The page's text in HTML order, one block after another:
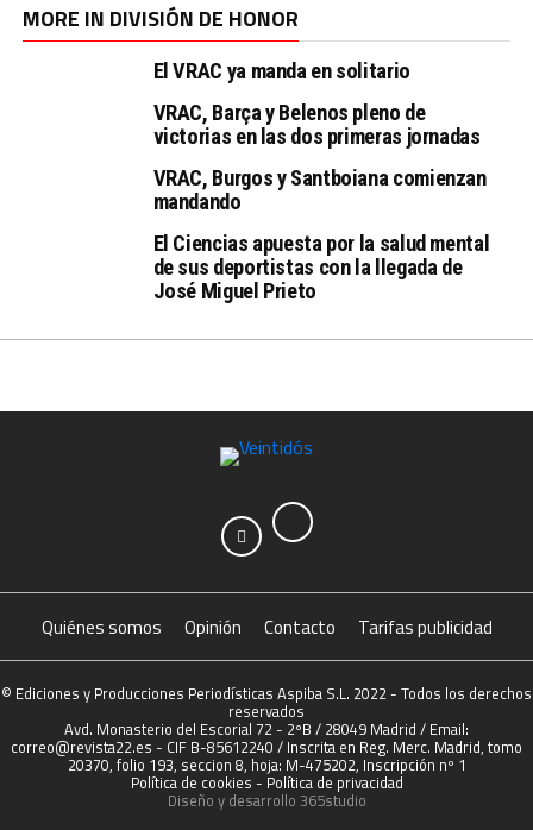
MORE IN DIVISIÓN DE HONOR
El VRAC ya manda en solitario
VRAC, Barça y Belenos pleno de
victorias en las dos primeras jornadas
VRAC, Burgos y Santboiana comienzan
mandando
El Ciencias apuesta por la salud mental
de sus deportistas con la llegada de
José Miguel Prieto
Quiénes somos Opinión Contacto Tarifas publicidad
© Ediciones y Producciones Periodísticas Aspiba S.L. 2022 - Todos los derechos
reservados
Avd. Monasterio del Escorial 72 - 2ºB / 28049 Madrid / Email:
correo@revista22.es - CIF B-85612240 / Inscrita en Reg. Merc. Madrid, tomo
20370, folio 193, seccion 8, hoja: M-475202, Inscripción nº 1
Política de cookies - Política de privacidad
Diseño y desarrollo 365studio